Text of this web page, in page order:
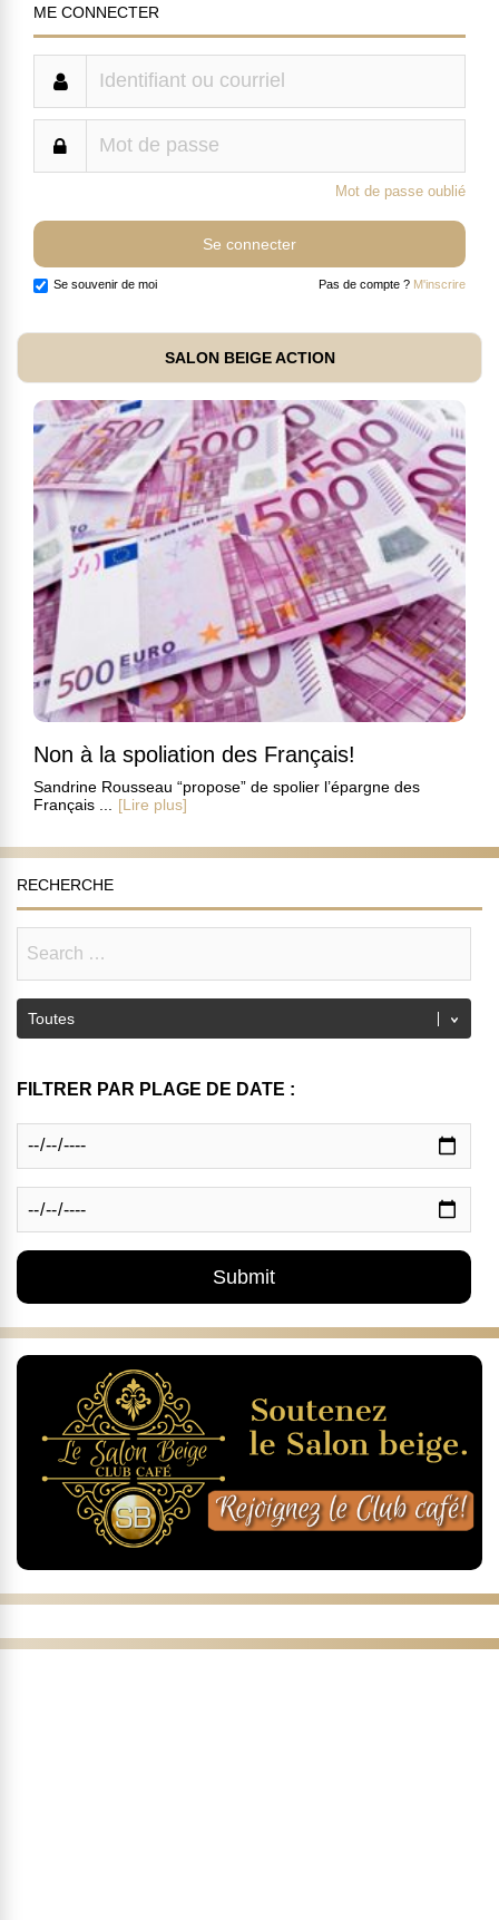
ME CONNECTER
Mot de passe oublié
Se souvenir de moi Pas de compte ? M'inscrire
SALON BEIGE ACTION
Non à la spoliation des Français!
Sandrine Rousseau “propose” de spolier l’épargne des
Français ...
[Lire plus]
RECHERCHE
FILTRER PAR PLAGE DE DATE :